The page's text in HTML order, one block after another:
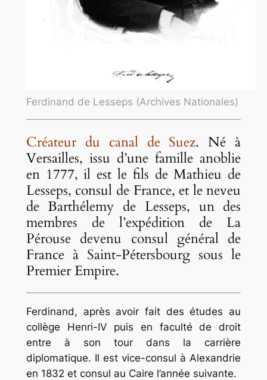
Ferdinand de Lesseps (Archives Nationales)
Créateur du canal de Suez. Né à
Versailles, issu d’une famille anoblie
en 1777, il est le fils de Mathieu de
Lesseps, consul de France, et le neveu
de Barthélemy de Lesseps, un des
membres de l’expédition de La
Pérouse devenu consul général de
France à Saint-Pétersbourg sous le
Premier Empire.
Ferdinand, après avoir fait des études au
collège Henri-IV puis en faculté de droit
entre à son tour dans la carrière
diplomatique. Il est vice-consul à Alexandrie
en 1832 et consul au Caire l’année suivante.